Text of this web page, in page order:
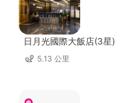
日月光國際大飯店(3星)
5.13 公里